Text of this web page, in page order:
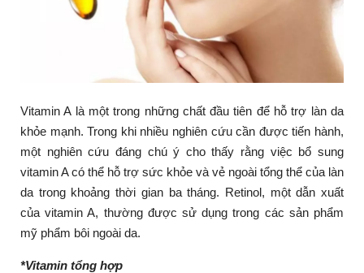
Vitamin A là một trong những chất đầu tiên để hỗ trợ làn da
khỏe mạnh. Trong khi nhiều nghiên cứu cần được tiến hành,
một nghiên cứu đáng chú ý cho thấy rằng việc bổ sung
vitamin A có thể hỗ trợ sức khỏe và vẻ ngoài tổng thể của làn
da trong khoảng thời gian ba tháng. Retinol, một dẫn xuất
của vitamin A, thường được sử dụng trong các sản phẩm
mỹ phẩm bôi ngoài da.
*Vitamin tổng hợp